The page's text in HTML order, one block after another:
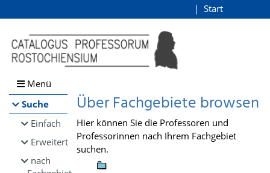
Browsen
direkt zum Inhalt
Start
Menü
Suche
Einfach
Erweitert
nach
Über Fachgebiete browsen
Hier können Sie die Professoren und
Professorinnen nach Ihrem Fachgebiet
suchen.